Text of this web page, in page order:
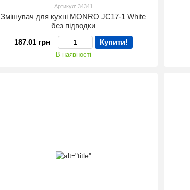
Артикул: 34341
Змішувач для кухні MONRO JC17-1 White
без підводки
187.01 грн
Купити!
В наявності